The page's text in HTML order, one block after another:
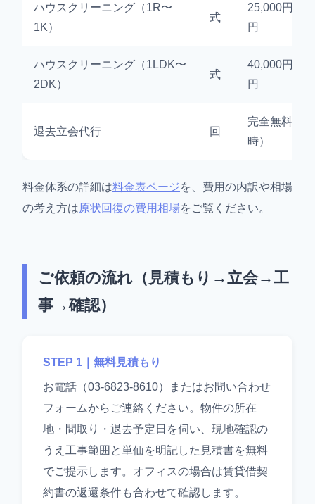
ハウスクリーニング（1R〜
1K）
式
25,000円〜
円
ハウスクリーニング（1LDK〜
2DK）
式
40,000円〜
円
退去立会代行 回
完全無料（
時）
料金体系の詳細は料金表ページを、費用の内訳や相場
の考え方は原状回復の費用相場をご覧ください。
ご依頼の流れ（見積もり→立会→工
事→確認）
STEP 1｜無料見積もり
お電話（03-6823-8610）またはお問い合わせ
フォームからご連絡ください。物件の所在
地・間取り・退去予定日を伺い、現地確認の
うえ工事範囲と単価を明記した見積書を無料
でご提示します。オフィスの場合は賃貸借契
約書の返還条件も合わせて確認します。